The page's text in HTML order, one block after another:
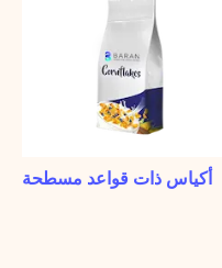
أكياس ذات قواعد مسطحة